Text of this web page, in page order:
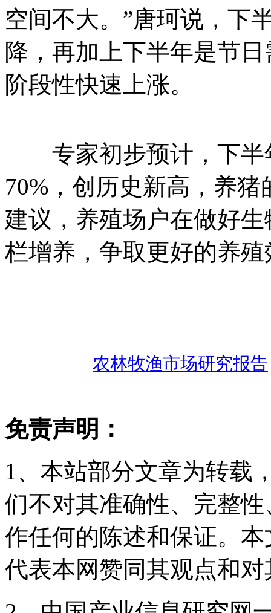
空间不大。”唐珂说，下
降，再加上下半年是节
阶段性快速上涨。
专家初步预计，下半
70%，创历史新高，养
建议，养殖场户在做好
栏增养，争取更好的养殖
农林牧渔市场研究报告
免责声明：
1、本站部分文章为转载
们不对其准确性、完整
作任何的陈述和保证。
代表本网赞同其观点和